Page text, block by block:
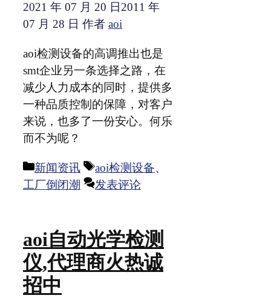
2021 年 07 月 20 日2011 年
07 月 28 日 作者 aoi
aoi检测设备的高调推出也是
smt企业另一条选择之路，在
减少人力成本的同时，提供多
一种品质控制的保障，对客户
来说，也多了一份安心。何乐
而不为呢？
分
类
新闻资讯
标
签
aoi检测设备、
工厂倒闭潮
发表评论
aoi自动光学检测
仪,代理商火热诚
招中